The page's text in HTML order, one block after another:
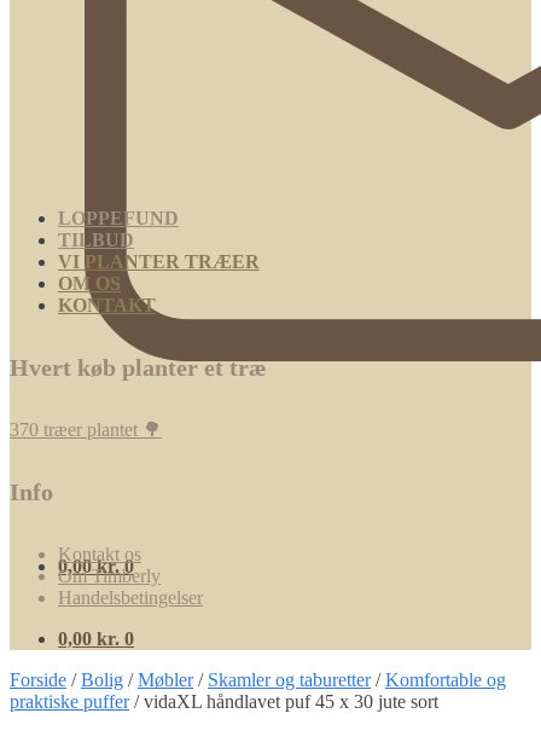
0,00kr. 0
LOPPEFUND
TILBUD
VI PLANTER TRÆER
OM OS
KONTAKT
Hvert køb planter et træ
370 træer plantet 🌳
Info
Kontakt os
Om Timberly
Handelsbetingelser
0,00 kr. 0
Forside /Bolig /Møbler/ Skamler og taburetter/Komfortable og
praktiske puffer/vidaXL håndlavet puf 45 x 30 jute sort